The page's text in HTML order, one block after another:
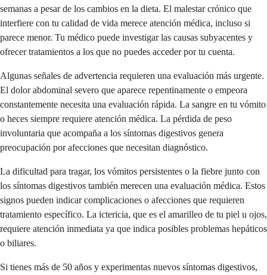
semanas a pesar de los cambios en la dieta. El malestar crónico que
interfiere con tu calidad de vida merece atención médica, incluso si
parece menor. Tu médico puede investigar las causas subyacentes y
ofrecer tratamientos a los que no puedes acceder por tu cuenta.
Algunas señales de advertencia requieren una evaluación más urgente.
El dolor abdominal severo que aparece repentinamente o empeora
constantemente necesita una evaluación rápida. La sangre en tu vómito
o heces siempre requiere atención médica. La pérdida de peso
involuntaria que acompaña a los síntomas digestivos genera
preocupación por afecciones que necesitan diagnóstico.
La dificultad para tragar, los vómitos persistentes o la fiebre junto con
los síntomas digestivos también merecen una evaluación médica. Estos
signos pueden indicar complicaciones o afecciones que requieren
tratamiento específico. La ictericia, que es el amarilleo de tu piel u ojos,
requiere atención inmediata ya que indica posibles problemas hepáticos
o biliares.
Si tienes más de 50 años y experimentas nuevos síntomas digestivos,